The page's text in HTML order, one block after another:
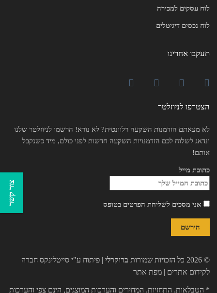
לוח עסקים למכירה
לוח נכסים דיגיטלים
תעקבו אחרינו
הצטרפו לניוזלטר
לא מצאתם הזדמנות השקעה רלוונטית? לא נורא! הרשמו לניוזלטר שלנו
ונדאג לשלוח לכם הזדמנויות השקעה חדשות לפני כולם, מיד כשנקבל
אותם!
כתובת מייל
אני מסכים לשליחת הפרטים בטופס
© 2026 כל הזכויות שמורות ברוקרלי | פיתוח ע"י סייטלינקס חברה
לקידום אתרים | מפת אתר
* הטבלאות, התחזיות, המחירים והערכות המוצגים, הינם צפי והערכות
צור קשר